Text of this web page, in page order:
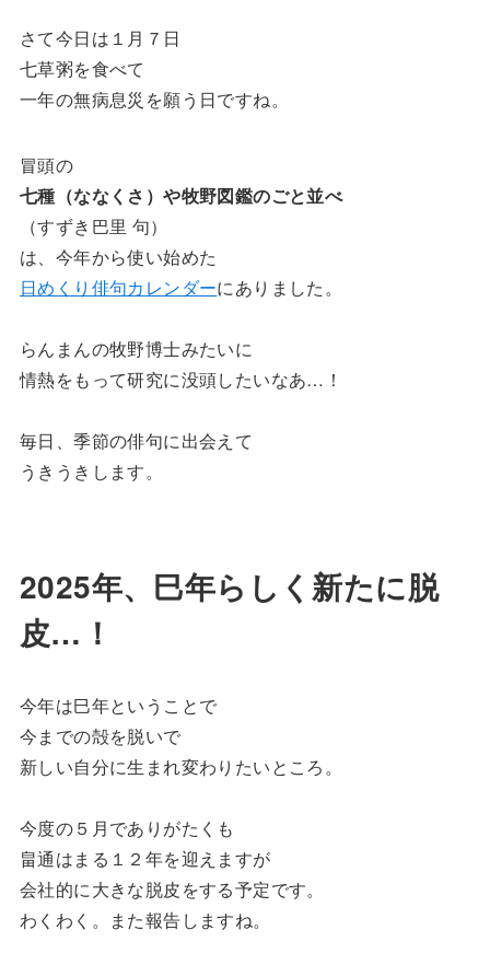
さて今日は１月７日
七草粥を食べて
一年の無病息災を願う日ですね。
冒頭の
七種（ななくさ）や牧野図鑑のごと並べ
（すずき巴里 句）
は、今年から使い始めた
日めくり俳句カレンダーにありました。
らんまんの牧野博士みたいに
情熱をもって研究に没頭したいなあ…！
毎日、季節の俳句に出会えて
うきうきします。
2025年、巳年らしく新たに脱
皮…！
今年は巳年ということで
今までの殻を脱いで
新しい自分に生まれ変わりたいところ。
今度の５月でありがたくも
畠通はまる１２年を迎えますが
会社的に大きな脱皮をする予定です。
わくわく。また報告しますね。